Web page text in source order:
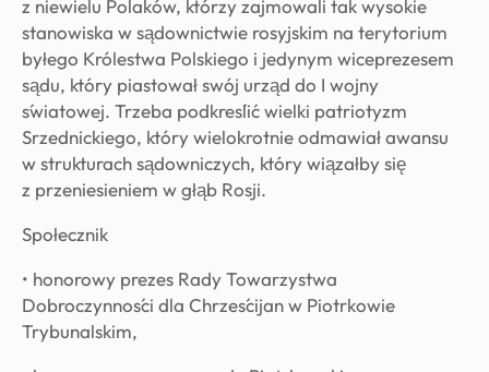
z niewielu Polaków, którzy zajmowali tak wysokie
stanowiska w sądownictwie rosyjskim na terytorium
byłego Królestwa Polskiego i jedynym wiceprezesem
sądu, który piastował swój urząd do I wojny
światowej. Trzeba podkreślić wielki patriotyzm
Srzednickiego, który wielokrotnie odmawiał awansu
w strukturach sądowniczych, który wiązałby się
z przeniesieniem w głąb Rosji.
Społecznik
• honorowy prezes Rady Towarzystwa
Dobroczynności dla Chrześcijan w Piotrkowie
Trybunalskim,